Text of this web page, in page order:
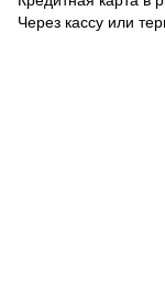
Через кассу или